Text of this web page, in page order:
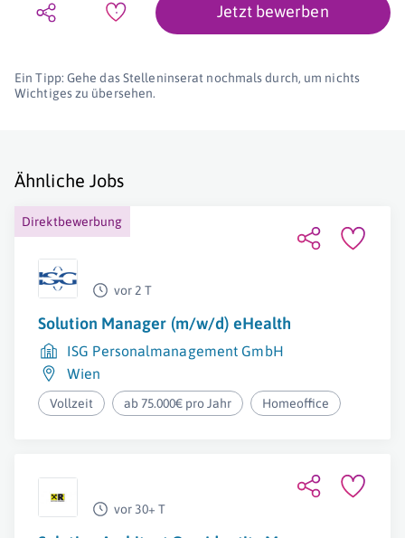
Jetzt bewerben
Ein Tipp: Gehe das Stelleninserat nochmals durch, um nichts
Wichtiges zu übersehen.
Ähnliche Jobs
Direktbewerbung
vor 2 T
Solution Manager (m/w/d) eHealth
ISG Personalmanagement GmbH
Wien
Vollzeit ab 75.000€ pro Jahr Homeoffice
vor 30+ T